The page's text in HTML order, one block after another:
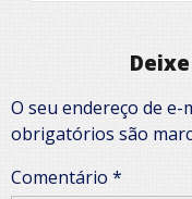
O seu endereço de
obrigatórios são
Comentário *